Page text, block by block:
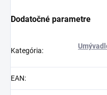
Dodatočné parametre
Kategória:
EAN: